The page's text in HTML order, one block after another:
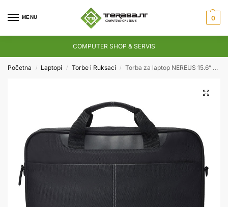
MENU 0
COMPUTER SHOP & SERVIS
Početna / Laptopi / Torbe i Ruksaci / Torba za laptop NEREUS 15.6” Crna